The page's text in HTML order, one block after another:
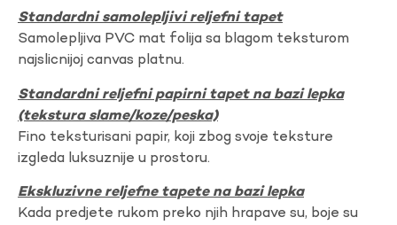
Standardni samolepljivi reljefni tapet
Samolepljiva PVC mat folija sa blagom teksturom
najslicnijoj canvas platnu.
Standardni reljefni papirni tapet na bazi lepka
(tekstura slame/koze/peska)
Fino teksturisani papir, koji zbog svoje teksture
izgleda luksuznije u prostoru.
Ekskluzivne reljefne tapete na bazi lepka
Kada predjete rukom preko njih hrapave su, boje su